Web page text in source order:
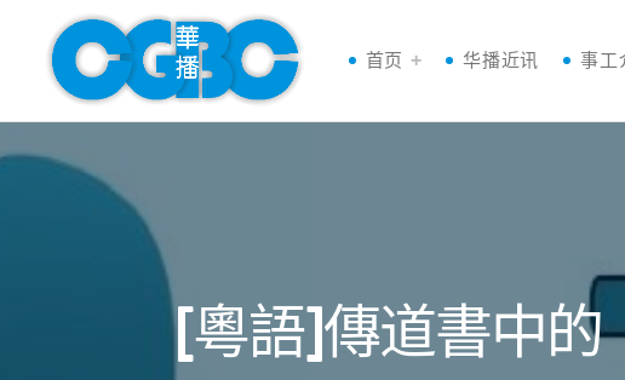
首页 华播近讯 事工
[粵語]傳道書中的